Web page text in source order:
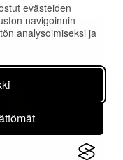
evästeiden
navigoinnin
analysoimiseksi ja